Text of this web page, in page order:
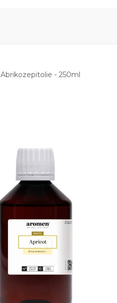
Abrikozepitolie - 250ml